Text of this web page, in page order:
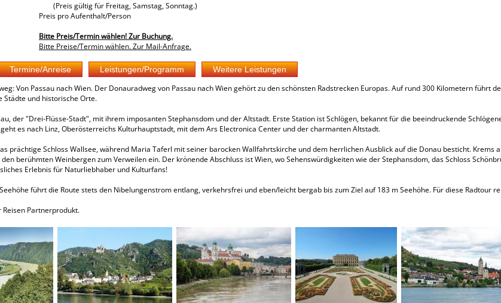
(Preis gültig für Freitag, Samstag, Sonntag.)
Preis pro Aufenthalt/Person
Bitte Preis/Termin wählen! Zur Buchung.
Bitte Preise/Termin wählen. Zur Mail-Anfrage.
Von Passau nach Wien. Der Donauradweg von Passau nach Wien gehört zu den schönsten Radstrecken Europas. Auf rund 300 Kilometern führt
Städte und historische Orte.
der "Drei-Flüsse-Stadt", mit ihrem imposanten Stephansdom und der Altstadt. Erste Station ist Schlögen, bekannt für die beeindruckende
es nach Linz, Oberösterreichs Kulturhauptstadt, mit dem Ars Electronica Center und der charmanten Altstadt.
prächtige Schloss Wallsee, während Maria Taferl mit seiner barocken Wallfahrtskirche und dem herrlichen Ausblick auf die Donau besticht. Krems
berühmten Weinbergen zum Verweilen ein. Der krönende Abschluss ist Wien, wo Sehenswürdigkeiten wie der Stephansdom, das Schloss
Erlebnis für Naturliebhaber und Kulturfans!
führt die Route stets den Nibelungenstrom entlang, verkehrsfrei und eben/leicht bergab bis zum Ziel auf 183 m Seehöhe. Für diese Radtour
Partnerprodukt.